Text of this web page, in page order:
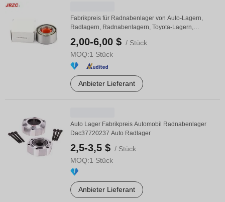
Fabrikpreis für Radnabenlager von Auto-Lagern,
Radlagern, Radnabenlagern, Toyota-Lagern,
2,00-6,00 $ / Stück
MOQ:1 Stück
Anbieter Lieferant
Auto Lager Fabrikpreis Automobil Radnabenlager
Dac37720237 Auto Radlager
2,5-3,5 $ / Stück
MOQ:1 Stück
Anbieter Lieferant